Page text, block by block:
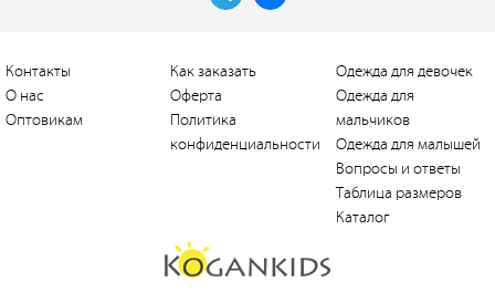
Контакты
О нас
Оптовикам
Как заказать
Оферта
Политика
конфиденциальности
Одежда для девочек
Одежда для
мальчиков
Одежда для малышей
Вопросы и ответы
Таблица размеров
Каталог